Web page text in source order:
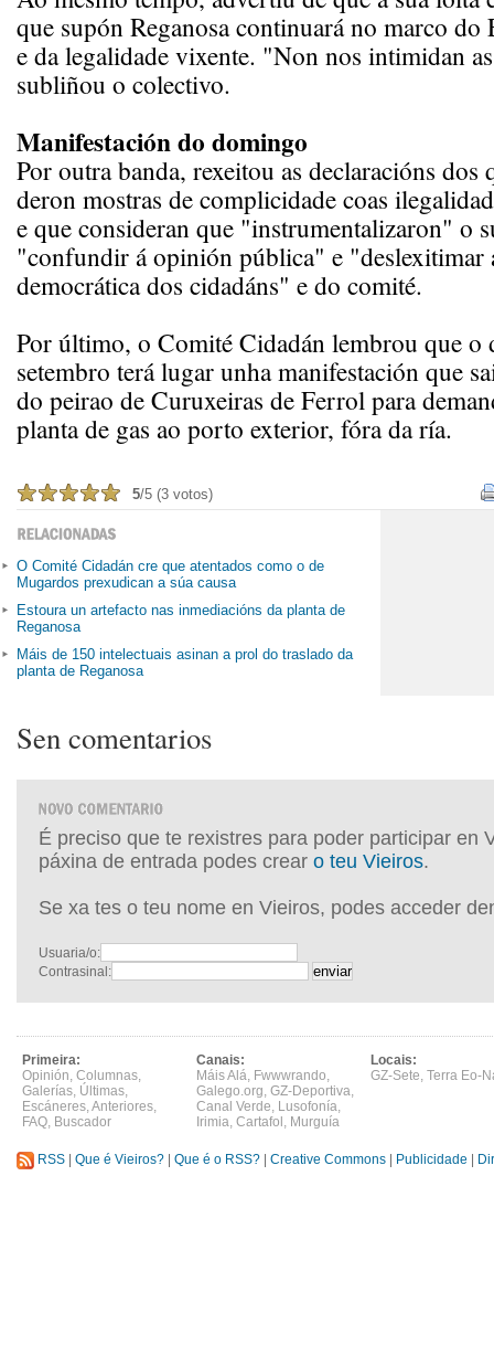
que supón Reganosa continuará no marco do
e da legalidade vixente. "Non nos intimidan
subliñou o colectivo.
Manifestación do domingo
Por outra banda, rexeitou as declaracións dos
deron mostras de complicidade coas
e que consideran que "instrumentalizaron" o
"confundir á opinión pública" e "deslexitimar
democrática dos cidadáns" e do comité.
Por último, o Comité Cidadán lembrou que o
setembro terá lugar unha manifestación que
do peirao de Curuxeiras de Ferrol para
planta de gas ao porto exterior, fóra da ría.
5/5 (3 votos)
O Comité Cidadán cre que atentados como o de
Mugardos prexudican a súa causa
Estoura un artefacto nas inmediacións da planta de
Reganosa
Máis de 150 intelectuais asinan a prol do traslado da
planta de Reganosa
Sen comentarios
É preciso que te rexistres para poder participar en
páxina de entrada podes crear o teu Vieiros.
Se xa tes o teu nome en Vieiros, podes acceder
Usuaria/o:
Contrasinal:
Primeira:
Opinión, Columnas,
Galerías, Últimas,
Escáneres,Anteriores,
FAQ, Buscador
Canais:
Máis Alá, Fwwwrando,
Galego.org, GZ-Deportiva,
Canal Verde, Lusofonía,
Irimia, Cartafol , Murguía
Locais:
GZ-Sete, Terra Eo-
RSS Que é Vieiros? Que é o RSS? Creative Commons Publicidade